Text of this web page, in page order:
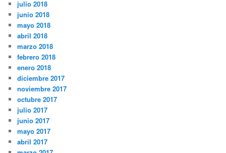
julio 2018
junio 2018
mayo 2018
abril 2018
marzo 2018
febrero 2018
enero 2018
diciembre 2017
noviembre 2017
octubre 2017
julio 2017
junio 2017
mayo 2017
abril 2017